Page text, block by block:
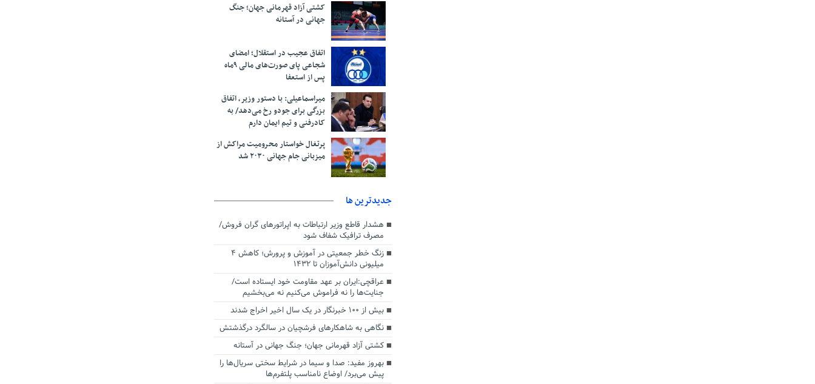
کشتی آزاد قهرمانی جهان؛ جنگ
جهانی در آستانه
اتفاق عجیب در استقلال؛ امضای
شجاعی پای صورت‌های مالی ٩ماه
پس از استعفا
میراسماعیلی: با دستور وزیر، اتفاق
بزرگی برای جودو رخ می‌دهد/ به
کادرفنی و تیم ایمان دارم
پرتغال خواستار محرومیت مراکش از
میزبانی جام جهانی ۲۰۳۰ شد
جديدترين ها
هشدار قاطع وزیر ارتباطات به اپراتورهای گران فروش/
مصرف ترافیک شفاف شود
زنگ خطر جمعیتی در آموزش و پرورش؛ کاهش ۴
میلیونی دانش‌آموزان تا ۱۴۳۲
عراقچی:ایران بر عهد مقاومت خود ایستاده است/
جنایت‌ها را نه فراموش می‌کنیم نه می‌بخشیم
بیش از ۱۰۰ خبرنگار در یک سال اخیر اخراج شدند
نگاهی به شاهکارهای فرشچیان در سالگرد درگذشتش
کشتی آزاد قهرمانی جهان؛ جنگ جهانی در آستانه
بهروز مفید: صدا و سیما در شرایط سختی سریال‌ها را
پیش می‌برد/ اوضاع نامناسب پلتفرم‌ها